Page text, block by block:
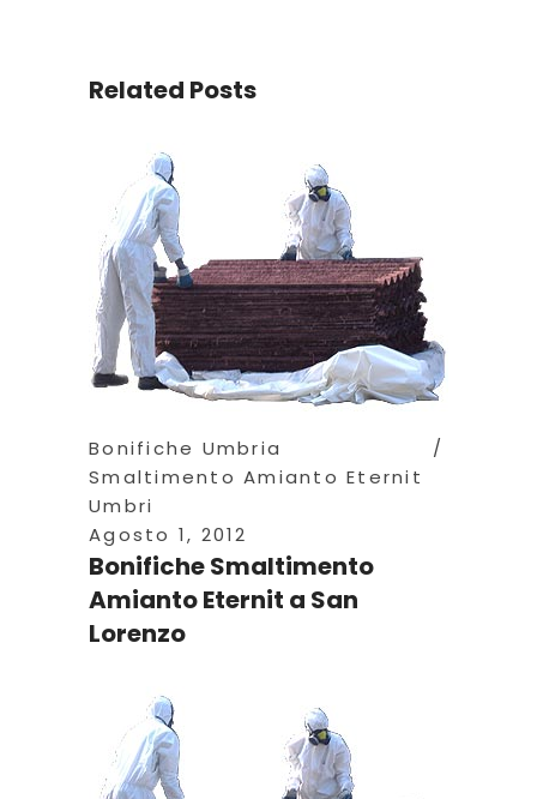
Related Posts
Bonifiche Umbria
Smaltimento Amianto Eternit
Umbri
Agosto 1, 2012
Bonifiche Smaltimento
Amianto Eternit a San
Lorenzo